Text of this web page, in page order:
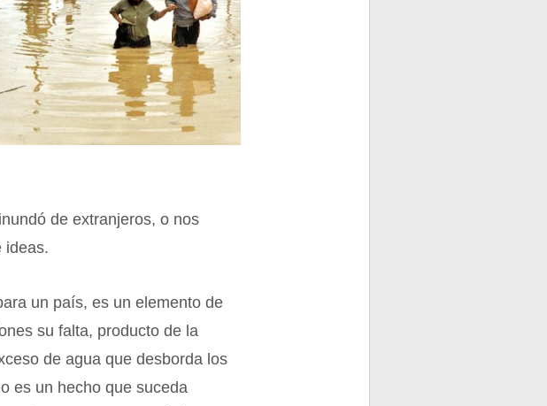
de extranjeros, o nos
ideas.
un país, es un elemento de
su falta, producto de la
de agua que desborda los
es un hecho que suceda